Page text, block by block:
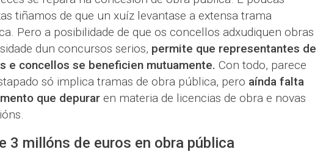
tiñamos de que un xuíz levantase a extensa trama
Pero a posibilidade de que os concellos adxudiquen obras
dun concursos serios, permite que representantes de
e concellos se beneficien mutuamente. Con todo, parece
só implica tramas de obra pública, pero aínda falta
que depuraren materia de licencias de obra e novas
3 millóns de euros en obra pública